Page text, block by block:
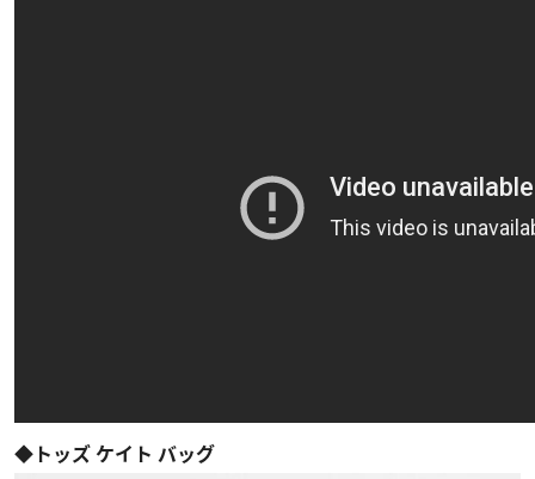
◆トッズ ケイト バッグ